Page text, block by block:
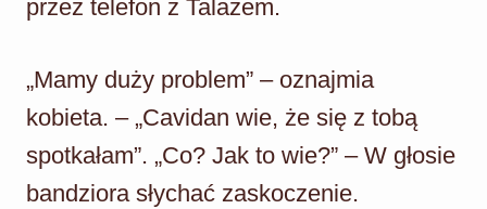
przez telefon z Talazem.
„Mamy duży problem” – oznajmia
kobieta. – „Cavidan wie, że się z tobą
spotkałam”. „Co? Jak to wie?” – W głosie
bandziora słychać zaskoczenie.